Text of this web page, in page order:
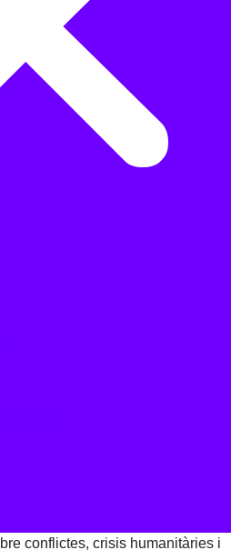
conflictes, crisis humanitàries i